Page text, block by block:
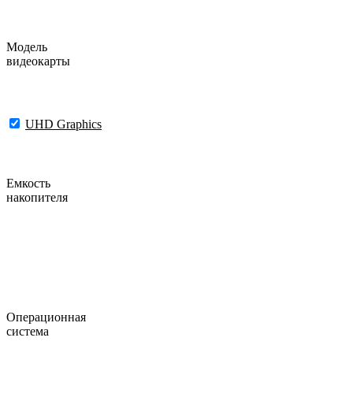
Модель
видеокарты
UHD Graphics
Емкость
накопителя
Операционная
система